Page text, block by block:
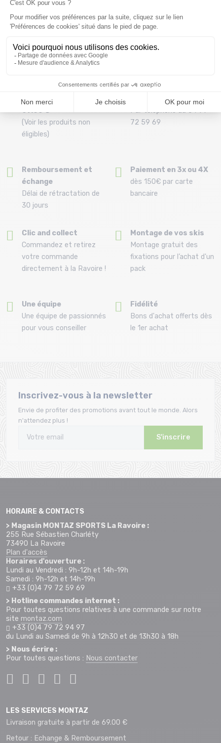
T.U
IGN Top 25 Grenoble -
Chamrousse - Belledo...
La Javie Vallee...
Livraison offerte dès
69.00 €
(Voir les produits non
éligibles)
Par téléphone au 04 79
72 59 69
Remboursement et
échange
Délai de rétractation de
30 jours
Paiement en 3x ou 4X
dès 150€ par carte
bancaire
Clic and collect
Commandez et retirez
votre commande
directement à la Ravoire !
Montage de vos skis
Montage gratuit des
fixations pour l’achat d'un
pack
Une équipe
Une équipe de passionnés
pour vous conseiller
Fidélité
Bons d'achat offerts dès
le 1er achat
Inscrivez-vous à la newsletter
Envie de profiter des promotions avant tout le monde. Alors
n'attendez plus !
S'inscrire
HORAIRE & CONTACTS
> Magasin MONTAZ SPORTS La Ravoire :
255 Rue Sébastien Charléty
73490 La Ravoire
Plan d'accès
Horaires d'ouverture :
Lundi au Vendredi : 9h-12h et 14h-19h
Samedi : 9h-12h et 14h-19h
+33 (0)4 79 72 59 69
> Hotline commandes internet :
Pour toutes questions relatives à une commande sur notre
site montaz.com
+33 (0)4 79 72 94 97
du Lundi au Samedi de 9h à 12h30 et de 13h30 à 18h
> Nous écrire :
Pour toutes questions : Nous contacter
LES SERVICES MONTAZ
Livraison gratuite à partir de 69.00 €
Retour : Echange & Remboursement